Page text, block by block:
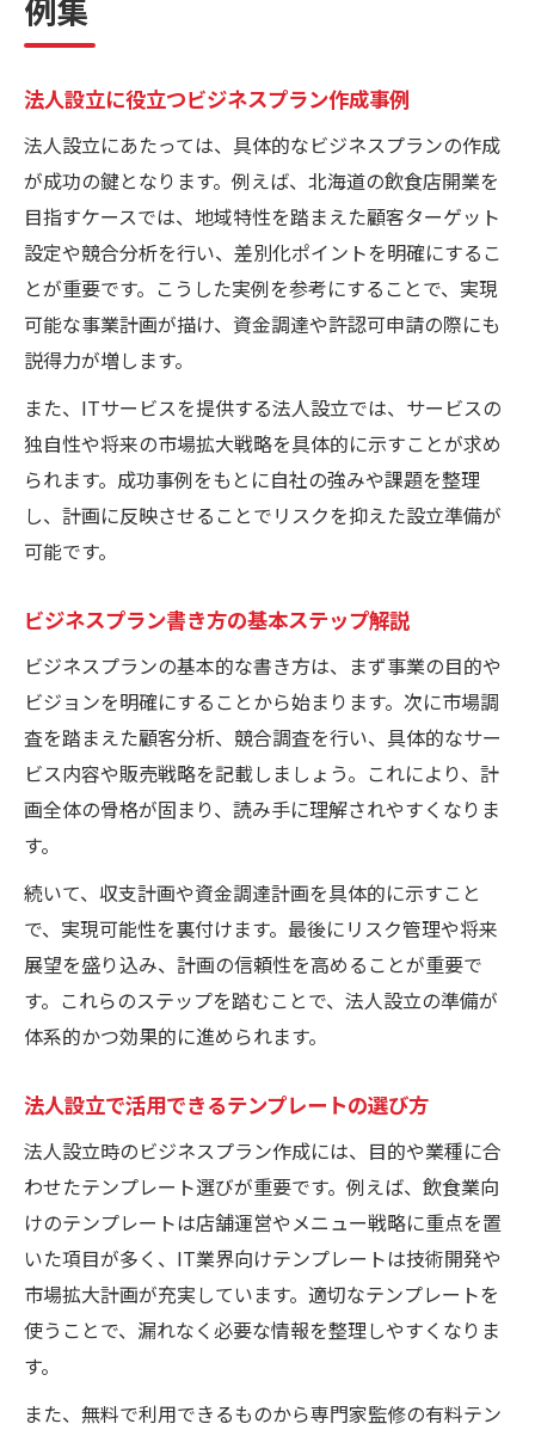
例集
法人設立に役立つビジネスプラン作成事例
法人設立にあたっては、具体的なビジネスプランの作成
が成功の鍵となります。例えば、北海道の飲食店開業を
目指すケースでは、地域特性を踏まえた顧客ターゲット
設定や競合分析を行い、差別化ポイントを明確にするこ
とが重要です。こうした実例を参考にすることで、実現
可能な事業計画が描け、資金調達や許認可申請の際にも
説得力が増します。
また、ITサービスを提供する法人設立では、サービスの
独自性や将来の市場拡大戦略を具体的に示すことが求め
られます。成功事例をもとに自社の強みや課題を整理
し、計画に反映させることでリスクを抑えた設立準備が
可能です。
ビジネスプラン書き方の基本ステップ解説
ビジネスプランの基本的な書き方は、まず事業の目的や
ビジョンを明確にすることから始まります。次に市場調
査を踏まえた顧客分析、競合調査を行い、具体的なサー
ビス内容や販売戦略を記載しましょう。これにより、計
画全体の骨格が固まり、読み手に理解されやすくなりま
す。
続いて、収支計画や資金調達計画を具体的に示すこと
で、実現可能性を裏付けます。最後にリスク管理や将来
展望を盛り込み、計画の信頼性を高めることが重要で
す。これらのステップを踏むことで、法人設立の準備が
体系的かつ効果的に進められます。
法人設立で活用できるテンプレートの選び方
法人設立時のビジネスプラン作成には、目的や業種に合
わせたテンプレート選びが重要です。例えば、飲食業向
けのテンプレートは店舗運営やメニュー戦略に重点を置
いた項目が多く、IT業界向けテンプレートは技術開発や
市場拡大計画が充実しています。適切なテンプレートを
使うことで、漏れなく必要な情報を整理しやすくなりま
す。
また、無料で利用できるものから専門家監修の有料テン